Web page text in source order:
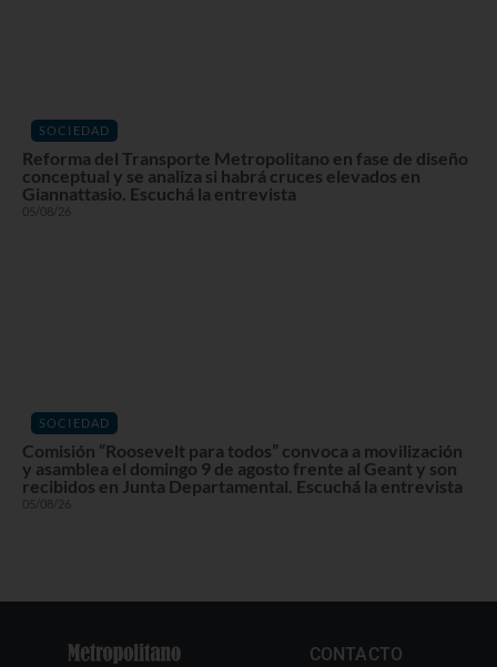
SOCIEDAD
Reforma del Transporte Metropolitano en fase de diseño
conceptual y se analiza si habrá cruces elevados en
Giannattasio. Escuchá la entrevista
05/08/26
SOCIEDAD
Comisión “Roosevelt para todos” convoca a movilización
y asamblea el domingo 9 de agosto frente al Geant y son
recibidos en Junta Departamental. Escuchá la entrevista
05/08/26
CONTACTO